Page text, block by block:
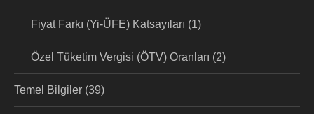
Fiyat Farkı (Yi-ÜFE) Katsayıları (1)
Özel Tüketim Vergisi (ÖTV) Oranları (2)
Temel Bilgiler (39)